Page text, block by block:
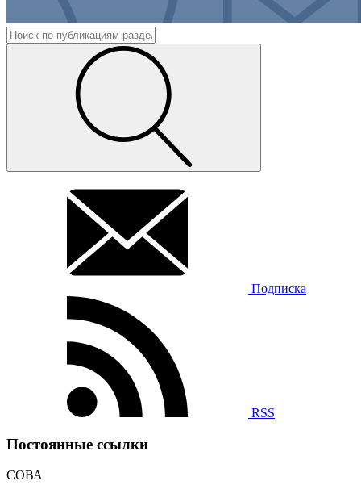
Подписка
RSS
Постоянные ссылки
СОВА